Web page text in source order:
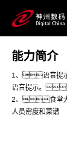
文旅餐饮 物联
预约专家咨询
能力简介
1、语音提
语音提示。
2、食堂
人员密度和菜谱